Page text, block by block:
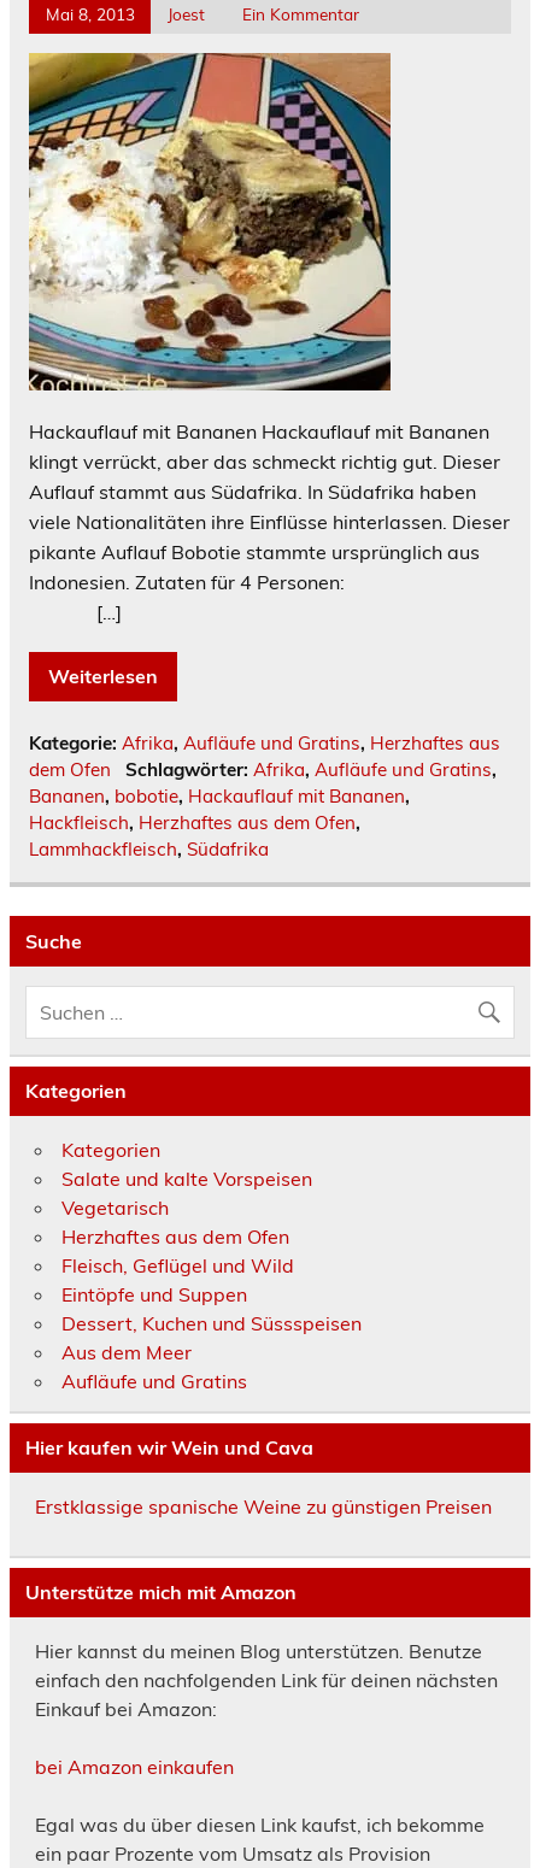
Mai 8, 2013 Joest Ein Kommentar
Hackauflauf mit Bananen Hackauflauf mit Bananen
klingt verrückt, aber das schmeckt richtig gut. Dieser
Auflauf stammt aus Südafrika. In Südafrika haben
viele Nationalitäten ihre Einflüsse hinterlassen. Dieser
pikante Auflauf Bobotie stammte ursprünglich aus
Indonesien. Zutaten für 4 Personen:
[…]
Weiterlesen
Kategorie: Afrika, Aufläufe und Gratins, Herzhaftes aus
dem Ofen
Schlagwörter: Afrika, Aufläufe und Gratins,
Bananen, bobotie, Hackauflauf mit Bananen,
Hackfleisch, Herzhaftes aus dem Ofen,
Lammhackfleisch, Südafrika
Suche
Kategorien
Kategorien
Salate und kalte Vorspeisen
Vegetarisch
Herzhaftes aus dem Ofen
Fleisch, Geflügel und Wild
Eintöpfe und Suppen
Dessert, Kuchen und Süssspeisen
Aus dem Meer
Aufläufe und Gratins
Hier kaufen wir Wein und Cava
Erstklassige spanische Weine zu günstigen Preisen
Unterstütze mich mit Amazon
Hier kannst du meinen Blog unterstützen. Benutze
einfach den nachfolgenden Link für deinen nächsten
Einkauf bei Amazon:
bei Amazon einkaufen
Egal was du über diesen Link kaufst, ich bekomme
ein paar Prozente vom Umsatz als Provision